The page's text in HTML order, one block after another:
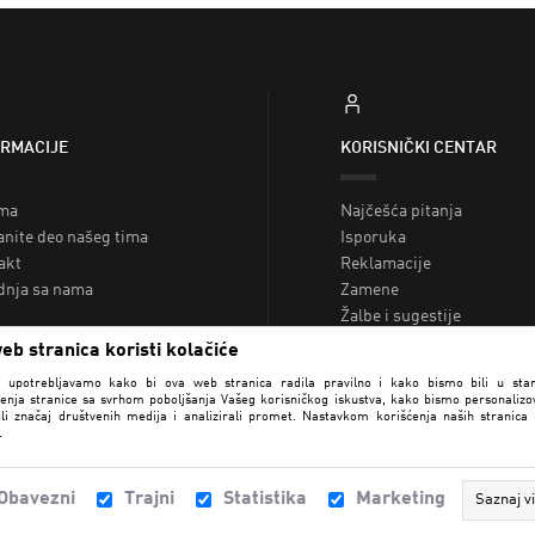
stranica koristi kolačiće
upotrebljavamo kako bi ova web stranica radila pravilno i kako bismo bili u
stranice sa svrhom poboljšanja Vašeg korisničkog iskustva, kako bismo
značaj društvenih medija i analizirali promet. Nastavkom korišćenja naših stranica
Trajni Statistika Marketing Saznaj
deo našeg tima
sa nama
RADNJU
KORISNIČKI CENTAR
Najčešća pitanja
Isporuka
Reklamacije
Zamene
Žalbe i sugestije
Loyalty